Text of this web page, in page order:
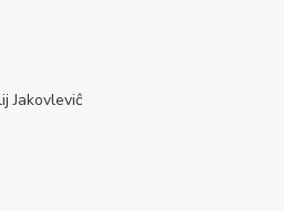
Jakovleviĉ